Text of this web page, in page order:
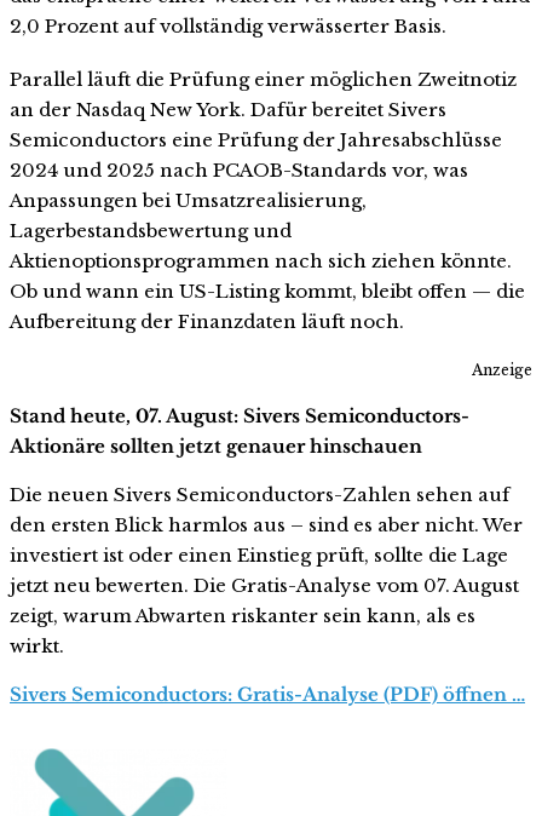
2,0 Prozent auf vollständig verwässerter Basis.
Parallel läuft die Prüfung einer möglichen Zweitnotiz
an der Nasdaq New York. Dafür bereitet Sivers
Semiconductors eine Prüfung der Jahresabschlüsse
2024 und 2025 nach PCAOB-Standards vor, was
Anpassungen bei Umsatzrealisierung,
Lagerbestandsbewertung und
Aktienoptionsprogrammen nach sich ziehen könnte.
Ob und wann ein US-Listing kommt, bleibt offen — die
Aufbereitung der Finanzdaten läuft noch.
Anzeige
Stand heute, 07. August: Sivers Semiconductors-
Aktionäre sollten jetzt genauer hinschauen
Die neuen Sivers Semiconductors-Zahlen sehen auf
den ersten Blick harmlos aus – sind es aber nicht. Wer
investiert ist oder einen Einstieg prüft, sollte die Lage
jetzt neu bewerten. Die Gratis-Analyse vom 07. August
zeigt, warum Abwarten riskanter sein kann, als es
wirkt.
Sivers Semiconductors: Gratis-Analyse (PDF) öffnen …